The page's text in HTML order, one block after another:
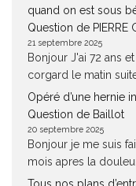
quand on est sous
Question de PIERRE
21 septembre 2025
Bonjour J'ai 72 ans
corgard le matin suite
Opéré d’une hernie
Question de Baillot
20 septembre 2025
Bonjour je me suis
mois apres la